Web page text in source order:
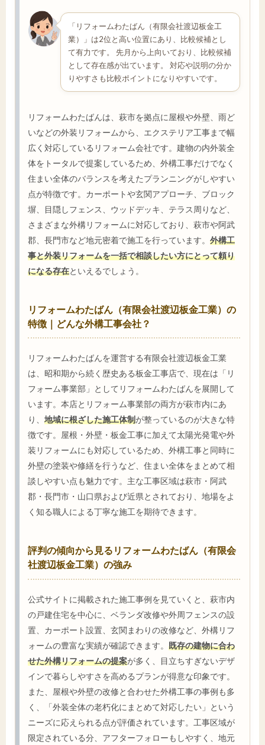
「リフォームわたばん（有限会社渡辺板金工
業）」は2位と高い位置にあり、比較候補とし
て有力です。 先月から上向いており、比較候補
として存在感が出ています。 対応や説明の分か
りやすさも比較ポイントになりやすいです。
リフォームわたばんは、萩市を拠点に屋根や外壁、雨ど
いなどの外装リフォームから、エクステリア工事まで幅
広く対応しているリフォーム会社です。建物の内外装全
体をトータルで提案しているため、外構工事だけでなく
住まい全体のバランスを考えたプランニングがしやすい
点が特徴です。カーポートや玄関アプローチ、ブロック
塀、目隠しフェンス、ウッドデッキ、テラス周りなど、
さまざまな外構リフォームに対応しており、萩市や阿武
郡、長門市など地元密着で施工を行っています。 外構工
事と外装リフォームを一括で相談したい方にとって頼り
になる存在といえるでしょう。
リフォームわたばん（有限会社渡辺板金工業）の
特徴｜どんな外構工事会社？
リフォームわたばんを運営する有限会社渡辺板金工業
は、昭和期から続く歴史ある板金工事店で、現在は「リ
フォーム事業部」としてリフォームわたばんを展開して
います。本店とリフォーム事業部の両方が萩市内にあ
り、 地域に根ざした施工体制が整っているのが大きな特
徴です。屋根・外壁・板金工事に加えて太陽光発電や外
装リフォームにも対応しているため、外構工事と同時に
外壁の塗装や修繕を行うなど、住まい全体をまとめて相
談しやすい点も魅力です。主な工事区域は萩市・阿武
郡・長門市・山口県および近県とされており、地場をよ
く知る職人による丁寧な施工を期待できます。
評判の傾向から見るリフォームわたばん（有限会
社渡辺板金工業）の強み
公式サイトに掲載された施工事例を見ていくと、萩市内
の戸建住宅を中心に、ベランダ改修や外周フェンスの設
置、カーポート設置、玄関まわりの改修など、外構リフ
ォームの豊富な実績が確認できます。 既存の建物に合わ
せた外構リフォームの提案が多く、目立ちすぎないデザ
インで暮らしやすさを高めるプランが得意な印象です。
また、屋根や外壁の改修と合わせた外構工事の事例も多
く、「外装全体の老朽化にまとめて対応したい」という
ニーズに応えられる点が評価されています。工事区域が
限定されている分、アフターフォローもしやすく、地元